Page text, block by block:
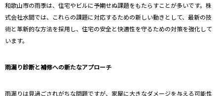
和歌山市の雨季は、住宅やビルに予期せぬ課題をもたらすことが多いです。株
式会社水間では、これらの課題に対応するための新しい動きとして、最新の技
術と革新的な方法を採用し、住宅の安全と快適性を守るための対策を強化して
います。
雨漏り診断と補修への新たなアプローチ
雨漏りは見過ごされがちな問題ですが、家屋に大きなダメージを与える可能性